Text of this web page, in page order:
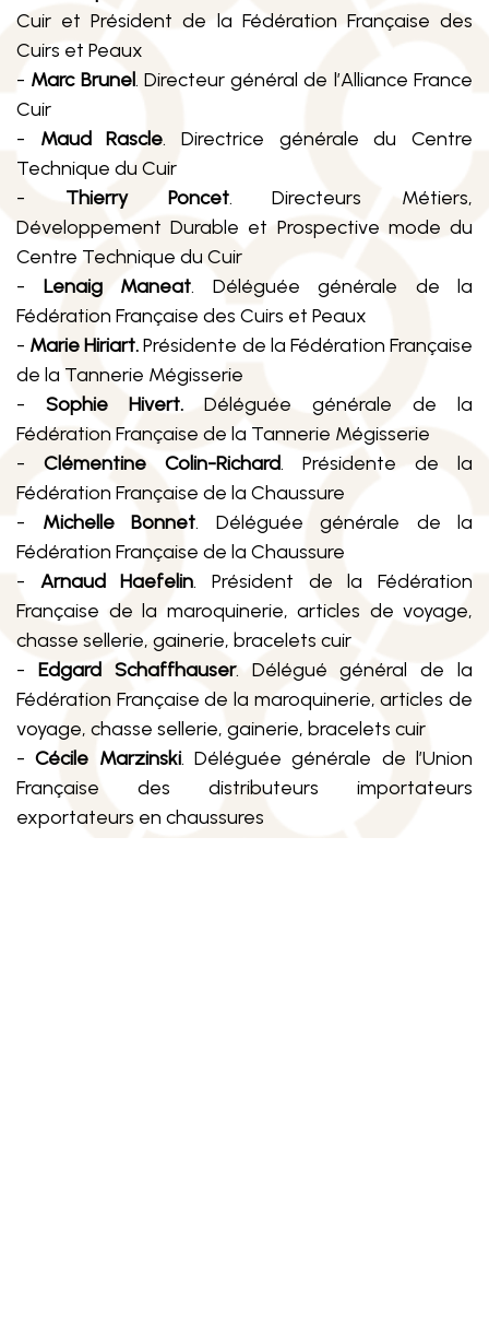
Cuir et Président de la Fédération Française des
Cuirs et Peaux
- Marc Brunel. Directeur général de l’Alliance France
Cuir
- Maud Rascle. Directrice générale du Centre
Technique du Cuir
- Thierry Poncet. Directeurs Métiers,
Développement Durable et Prospective mode du
Centre Technique du Cuir
- Lenaig Maneat. Déléguée générale de la
Fédération Française des Cuirs et Peaux
- Marie Hiriart.Présidente de la Fédération Française
de la Tannerie Mégisserie
- Sophie Hivert. Déléguée générale de la
Fédération Française de la Tannerie Mégisserie
- Clémentine Colin-Richard. Présidente de la
Fédération Française de la Chaussure
- Michelle Bonnet. Déléguée générale de la
Fédération Française de la Chaussure
- Arnaud Haefelin. Président de la Fédération
Française de la maroquinerie, articles de voyage,
chasse sellerie, gainerie, bracelets cuir
- Edgard Schaffhauser. Délégué général de la
Fédération Française de la maroquinerie, articles de
voyage, chasse sellerie, gainerie, bracelets cuir
-Cécile Marzinski. Déléguée générale de l’Union
Française des distributeurs importateurs
exportateurs en chaussures